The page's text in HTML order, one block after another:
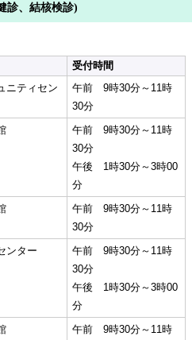
診、結核検診)
受付時間
ニティセン
午前 9時30分～11時
30分
午前 9時30分～11時
30分
午後 1時30分～3時00
分
午前 9時30分～11時
30分
ンター
午前 9時30分～11時
30分
午後 1時30分～3時00
分
午前 9時30分～11時